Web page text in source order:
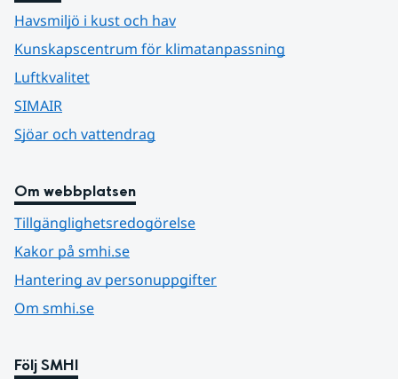
Havsmiljö i kust och hav
Kunskapscentrum för klimatanpassning
Luftkvalitet
SIMAIR
Sjöar och vattendrag
Om webbplatsen
Tillgänglighetsredogörelse
Kakor på smhi.se
Hantering av personuppgifter
Om smhi.se
Följ SMHI